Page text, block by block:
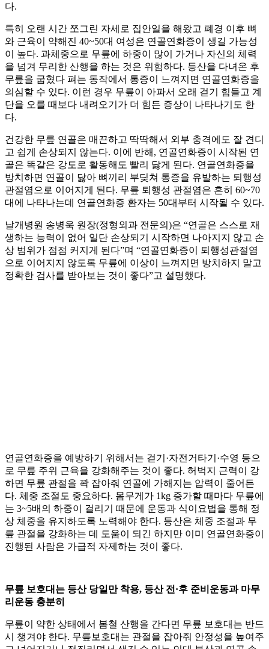
다.
특히 오랜 시간 쪼그린 자세로 집안일을 해왔고 폐경 이후 뼈
와 근육이 약해진 40~50대 여성은 연골연화증이 생길 가능성
이 높다. 과체중으로 무릎에 하중이 많이 가거나 자신의 체력
을 넘겨 무리한 산행을 하는 것은 위험하다. 등산을 다녀온 후
무릎을 굽혔다 펴는 동작에서 통증이 느껴지면 연골연화증을
의심할 수 있다. 이런 경우 무릎이 아파서 오래 걷기 힘들고 계
단을 오를 때보다 내려오기가 더 힘든 증상이 나타나기도 한
다.
건강한 무릎 연골은 매끈하고 딱딱해서 외부 충격에도 잘 견디
고 쉽게 손상되지 않는다. 이에 반해, 연골연화증이 시작된 연
골은 똑같은 강도로 활동해도 빨리 닳게 된다. 연골연화증을
방치하면 연골이 닳아 뼈끼리 부딪쳐 통증을 유발하는 퇴행성
관절염으로 이어지게 된다. 무릎 퇴행성 관절염은 흔히 60~70
대에 나타나는데 연골연화증 환자는 50대부터 시작될 수 있다.
날개병원 송병욱 원장(정형외과 전문의)은 “연골은 스스로 재
생하는 능력이 없어 일단 손상되기 시작하면 나아지지 않고 손
상 범위가 점점 커지게 된다”며 “연골연화증이 퇴행성관절염
으로 이어지지 않도록 무릎에 이상이 느껴지면 방치하지 말고
정확한 검사를 받아보는 것이 좋다”고 설명했다.
연골연화증을 예방하기 위해서는 걷기·자전거타기·수영 등으
로 무릎 주위 근육을 강화해주는 것이 좋다. 허벅지 근력이 강
하면 무릎 관절을 꽉 잡아줘 연골에 가해지는 압력이 줄어든
다. 체중 조절도 중요하다. 몸무게가 1kg 증가할 때마다 무릎에
는 3~5배의 하중이 걸리기 때문에 운동과 식이요법을 통해 정
상 체중을 유지하도록 노력해야 한다. 등산은 체중 조절과 무
릎 관절을 강화하는 데 도움이 되긴 하지만 이미 연골연화증이
진행된 사람은 가급적 자제하는 것이 좋다.
무릎 보호대는 등산 당일만 착용, 등산 전·후 준비운동과 마무
리운동 충분히
무릎이 약한 상태에서 봄철 산행을 간다면 무릎 보호대는 반드
시 챙겨야 한다. 무릎보호대는 관절을 잡아줘 안정성을 높여주